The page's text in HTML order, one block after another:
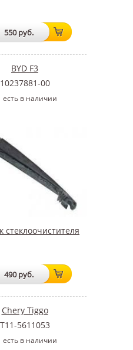
550 руб.
BYD F3
10237881-00
есть в наличии
стеклоочистителя
490 руб.
Chery Tiggo
T11-5611053
есть в наличии